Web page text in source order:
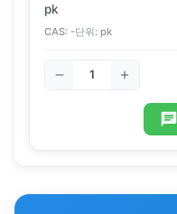
pk
CAS: -단위: pk